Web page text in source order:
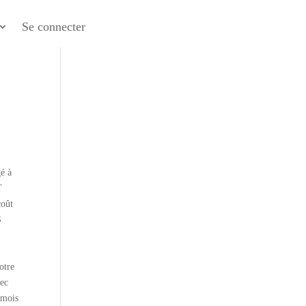
Se connecter
à